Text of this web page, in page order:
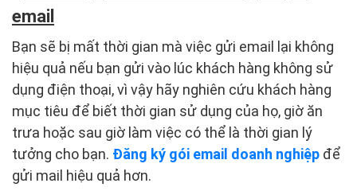
email
Bạn sẽ bị mất thời gian mà việc gửi email lại không
hiệu quả nếu bạn gửi vào lúc khách hàng không sử
dụng điện thoại, vì vậy hãy nghiên cứu khách hàng
mục tiêu để biết thời gian sử dụng của họ, giờ ăn
trưa hoặc sau giờ làm việc có thể là thời gian lý
tưởng cho bạn. Đăng ký gói email doanh nghiệp để
gửi mail hiệu quả hơn.